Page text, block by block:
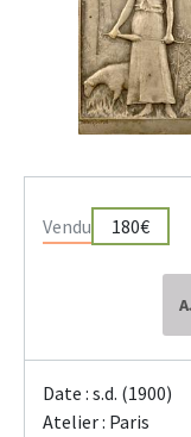
Vendu 180€
Date : s.d. (1900)
Atelier : Paris